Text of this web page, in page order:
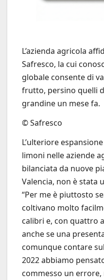
L’azienda agricola
Safresco, la cui
globale consente di
frutto, persino quelli
grandine un mese fa.
© Safresco
L’ulteriore
limoni nelle aziende
bilanciata da nuove
Valencia, non è stata
“Per me è piuttosto
coltivano molto
calibri e, con quattro
anche se una
comunque contare
2022 abbiamo
commesso un